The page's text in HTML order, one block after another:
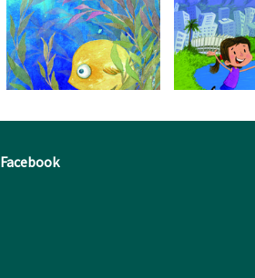
Facebook